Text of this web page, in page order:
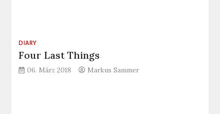
DIARY
Four Last Things
06. März 2018 Markus Sammer